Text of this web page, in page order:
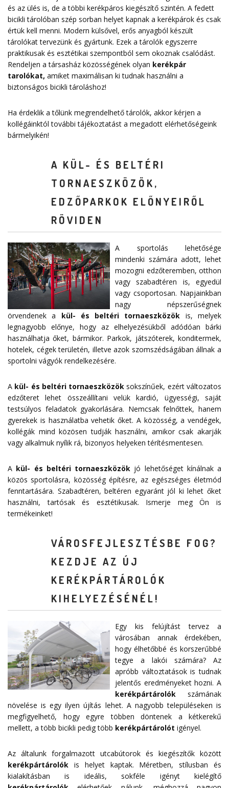
és az ülés is, de a többi kerékpáros kiegészítő szintén. A fedett
bicikli tárolóban szép sorban helyet kapnak a kerékpárok és csak
értük kell menni. Modern külsővel, erős anyagból készült
tárolókat tervezünk és gyártunk. Ezek a tárolók egyszerre
praktikusak és esztétikai szempontból sem okoznak csalódást.
Rendeljen a társasház közösségének olyan kerékpár
tarolókat, amiket maximálisan ki tudnak használni a
biztonságos bicikli tároláshoz!
Ha érdeklik a tőlünk megrendelhető tárolók, akkor kérjen a
kollégáinktól további tájékoztatást a megadott elérhetőségeink
bármelyikén!
A KÜL- ÉS BELTÉRI
TORNAESZKÖZÖK,
EDZŐPARKOK ELŐNYEIRŐL
RÖVIDEN
A sportolás lehetősége
mindenki számára adott, lehet
mozogni edzőteremben, otthon
vagy szabadtéren is, egyedül
vagy csoportosan. Napjainkban
nagy népszerűségnek
örvendenek a kül- és beltéri tornaeszközök is, melyek
legnagyobb előnye, hogy az elhelyezésükből adódóan bárki
használhatja őket, bármikor. Parkok, játszóterek, konditermek,
hotelek, cégek területén, illetve azok szomszédságában állnak a
sportolni vágyók rendelkezésére.
A kül- és beltéri tornaeszközök sokszínűek, ezért változatos
edzőteret lehet összeállítani velük kardió, ügyességi, saját
testsúlyos feladatok gyakorlására. Nemcsak felnőttek, hanem
gyerekek is használatba vehetik őket. A közösség, a vendégek,
kollégák mind közösen tudják használni, amikor csak akarják
vagy alkalmuk nyílik rá, bizonyos helyeken térítésmentesen.
A kül- és beltéri tornaeszközök jó lehetőséget kínálnak a
közös sportolásra, közösség építésre, az egészséges életmód
fenntartására. Szabadtéren, beltéren egyaránt jól ki lehet őket
használni, tartósak és esztétikusak. Ismerje meg Ön is
termékeinket!
VÁROSFEJLESZTÉSBE FOG?
KEZDJE AZ ÚJ
KERÉKPÁRTÁROLÓK
KIHELYEZÉSÉNÉL!
Egy kis felújítást tervez a
városában annak érdekében,
hogy élhetőbbé és korszerűbbé
tegye a lakói számára? Az
apróbb változtatások is tudnak
jelentős eredményeket hozni. A
kerékpártárolók számának
növelése is egy ilyen újítás lehet. A nagyobb településeken is
megfigyelhető, hogy egyre többen döntenek a kétkerekű
mellett, a több bicikli pedig több kerékpártárolót igényel.
Az általunk forgalmazott utcabútorok és kiegészítők között
kerékpártárolók is helyet kaptak. Méretben, stílusban és
kialakításban is ideális, sokféle igényt kielégítő